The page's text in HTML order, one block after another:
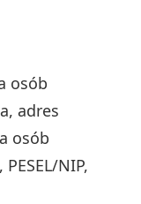
osób
adres
osób
NIP,